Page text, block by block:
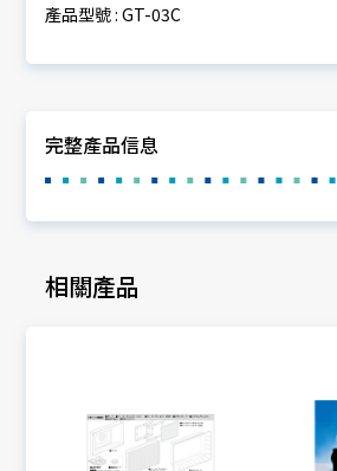
產品型號 : GT-03C
完整產品信息
相關產品